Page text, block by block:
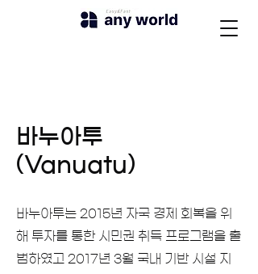
바누아투
(Vanuatu)
바누아투는 2015년 자국 경제 회복을 위
해 투자를 통한 시민권 취득 프로그램을 출
범하였고 2017년 3월 국내 기반 시설 지